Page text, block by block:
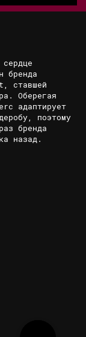
бренда
ставшей
Оберегая
адаптирует
поэтому
бренда
назад.